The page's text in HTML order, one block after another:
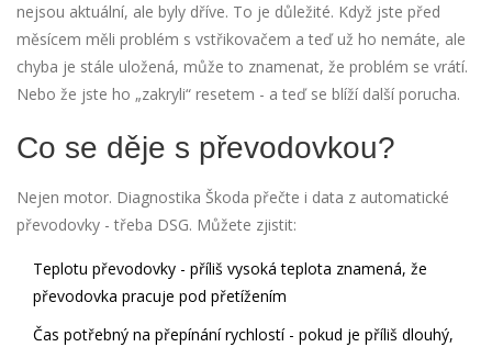
nejsou aktuální, ale byly dříve. To je důležité. Když jste před
měsícem měli problém s vstřikovačem a teď už ho nemáte, ale
chyba je stále uložená, může to znamenat, že problém se vrátí.
Nebo že jste ho „zakryli“ resetem - a teď se blíží další porucha.
Co se děje s převodovkou?
Nejen motor. Diagnostika Škoda přečte i data z automatické
převodovky - třeba DSG. Můžete zjistit:
Teplotu převodovky - příliš vysoká teplota znamená, že
převodovka pracuje pod přetížením
Čas potřebný na přepínání rychlostí - pokud je příliš dlouhý,